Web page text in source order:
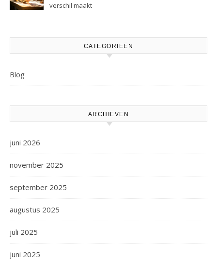
verschil maakt
CATEGORIEËN
Blog
ARCHIEVEN
juni 2026
november 2025
september 2025
augustus 2025
juli 2025
juni 2025